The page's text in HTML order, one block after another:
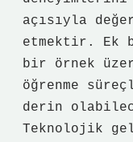
açısıyla
etmektir. Ek
bir örnek
öğrenme
derin
Teknolojik